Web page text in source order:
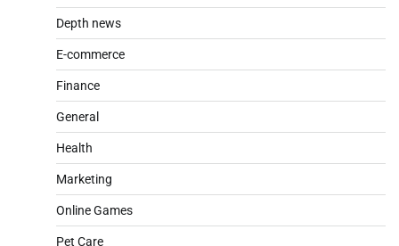
Depth news
E-commerce
Finance
General
Health
Marketing
Online Games
Pet Care